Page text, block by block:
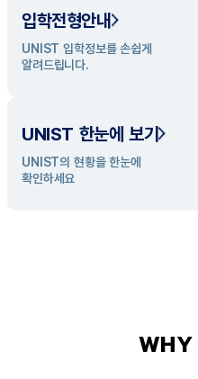
UNIST 학과 소개
UNIST의 개성있는 학과들을
탐색해 보세요
입학전형안내
UNIST 입학정보를 손쉽게
알려드립니다.
UNIST 한눈에 보기
UNIST의 현황을 한눈에
확인하세요
WHY